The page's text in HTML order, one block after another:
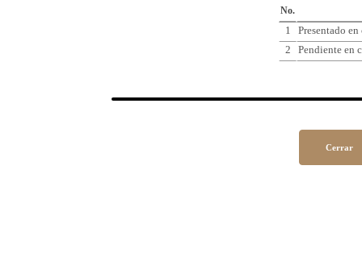
No.
1
Presentado
2
Pendiente en
Cerrar